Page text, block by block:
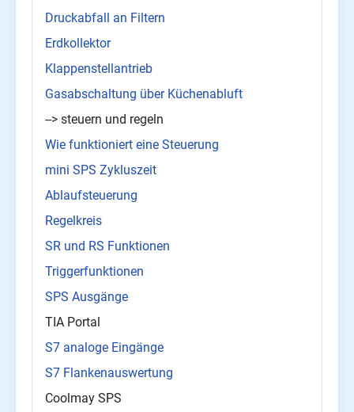
Druckabfall an Filtern
Erdkollektor
Klappenstellantrieb
Gasabschaltung über Küchenabluft
--> steuern und regeln
Wie funktioniert eine Steuerung
mini SPS Zykluszeit
Ablaufsteuerung
Regelkreis
SR und RS Funktionen
Triggerfunktionen
SPS Ausgänge
TIA Portal
S7 analoge Eingänge
S7 Flankenauswertung
Coolmay SPS